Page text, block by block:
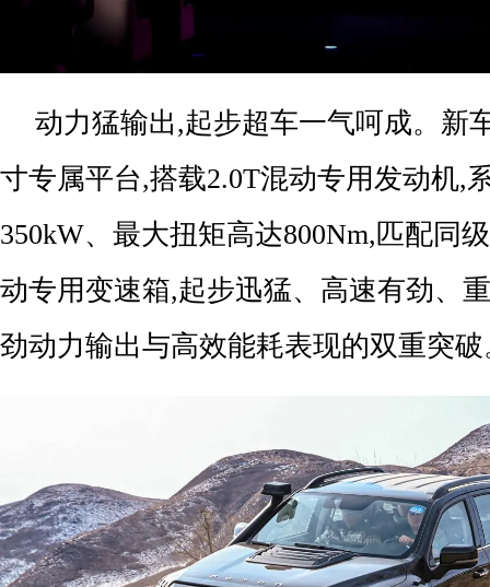
动力猛输出,起步超车一气呵成。新
寸专属平台,搭载2.0T混动专用发动机,
350kW、最大扭矩高达800Nm,匹配同
动专用变速箱,起步迅猛、高速有劲、
劲动力输出与高效能耗表现的双重突破